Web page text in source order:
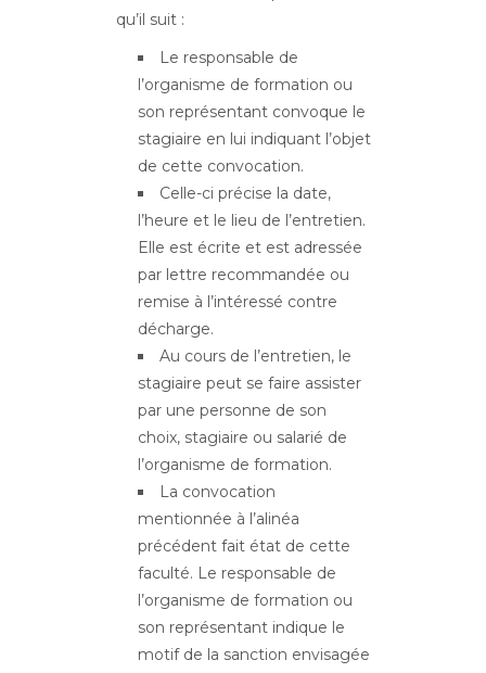
qu’il suit :
Le responsable de
l’organisme de formation ou
son représentant convoque le
stagiaire en lui indiquant l’objet
de cette convocation.
Celle-ci précise la date,
l’heure et le lieu de l’entretien.
Elle est écrite et est adressée
par lettre recommandée ou
remise à l’intéressé contre
décharge.
Au cours de l’entretien, le
stagiaire peut se faire assister
par une personne de son
choix, stagiaire ou salarié de
l’organisme de formation.
La convocation
mentionnée à l’alinéa
précédent fait état de cette
faculté. Le responsable de
l’organisme de formation ou
son représentant indique le
motif de la sanction envisagée